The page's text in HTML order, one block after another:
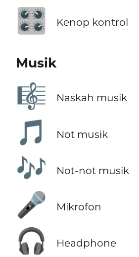
🎛️ Kenop kontrol
Musik
🎼 Naskah musik
🎵 Not musik
🎶 Not-not musik
🎤 Mikrofon
🎧 Headphone